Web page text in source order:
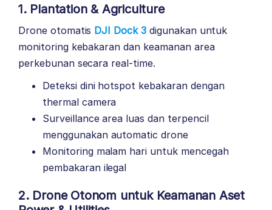
1. Plantation & Agriculture
Drone otomatis DJI Dock 3 digunakan untuk
monitoring kebakaran dan keamanan area
perkebunan secara real-time.
Deteksi dini hotspot kebakaran dengan
thermal camera
Surveillance area luas dan terpencil
menggunakan automatic drone
Monitoring malam hari untuk mencegah
pembakaran ilegal
2. Drone Otonom untuk Keamanan Aset